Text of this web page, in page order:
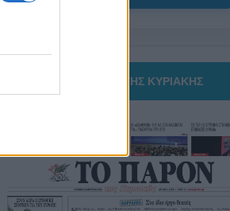
ΤΟ ΠΑΡΟΝ ΤΗΣ ΚΥΡΙΑΚΗΣ